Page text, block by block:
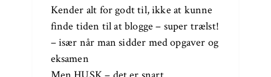
Kender alt for godt til, ikke at kunne
finde tiden til at blogge – super trælst!
– især når man sidder med opgaver og
eksamen